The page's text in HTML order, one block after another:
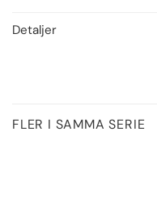
Detaljer
FLER I SAMMA SERIE